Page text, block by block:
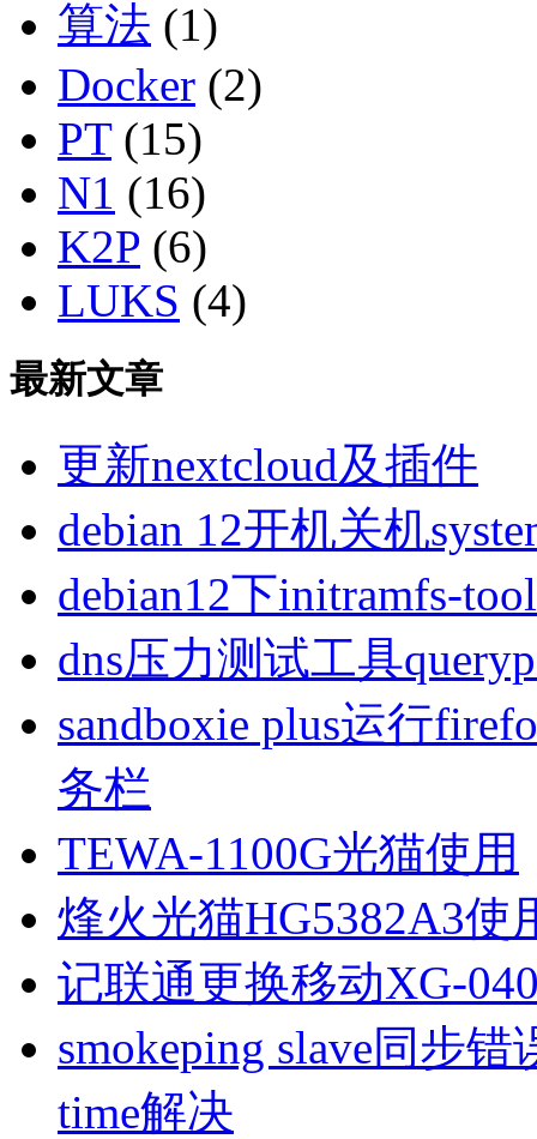
算法 (1)
Docker (2)
PT(15)
N1 (16)
K2P (6)
LUKS (4)
最新文章
更新nextcloud及插件
debian 12开机关机
debian12下initramfs-
dns压力测试工具
sandboxie plus运行
务栏
TEWA-1100G光猫使用
烽火光猫HG5382A3使
记联通更换移动XG-
smokeping slave同步错
time解决